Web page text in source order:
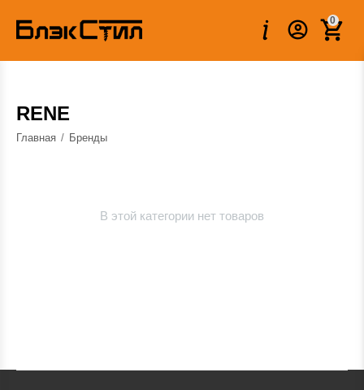
0
RENE
Главная / Бренды
В этой категории нет товаров